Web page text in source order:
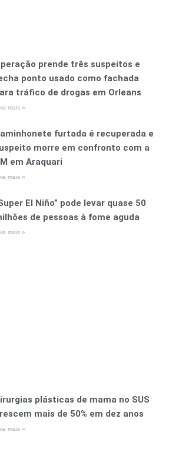
prende três suspeitos e
ponto usado como fachada
tráfico de drogas em Orleans
mais »
furtada é recuperada e
morre em confronto com a
em Araquari
mais »
El Niño” pode levar quase 50
de pessoas à fome aguda
mais »
plásticas de mama no SUS
mais de 50% em dez anos
mais »